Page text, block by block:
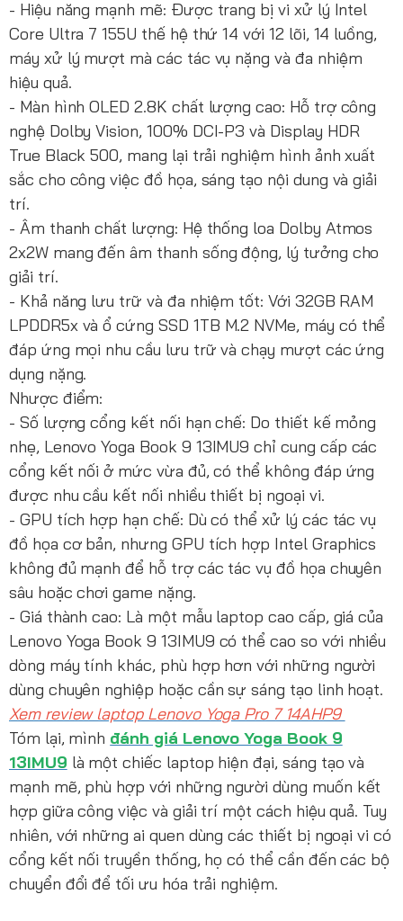
- Hiệu năng mạnh mẽ: Được trang bị vi xử lý Intel
Core Ultra 7 155U thế hệ thứ 14 với 12 lõi, 14 luồng,
máy xử lý mượt mà các tác vụ nặng và đa nhiệm
hiệu quả.
- Màn hình OLED 2.8K chất lượng cao: Hỗ trợ công
nghệ Dolby Vision, 100% DCI-P3 và Display HDR
True Black 500, mang lại trải nghiệm hình ảnh xuất
sắc cho công việc đồ họa, sáng tạo nội dung và giải
trí.
- Âm thanh chất lượng: Hệ thống loa Dolby Atmos
2x2W mang đến âm thanh sống động, lý tưởng cho
giải trí.
- Khả năng lưu trữ và đa nhiệm tốt: Với 32GB RAM
LPDDR5x và ổ cứng SSD 1TB M.2 NVMe, máy có thể
đáp ứng mọi nhu cầu lưu trữ và chạy mượt các ứng
dụng nặng.
Nhược điểm:
- Số lượng cổng kết nối hạn chế: Do thiết kế mỏng
nhẹ, Lenovo Yoga Book 9 13IMU9 chỉ cung cấp các
cổng kết nối ở mức vừa đủ, có thể không đáp ứng
được nhu cầu kết nối nhiều thiết bị ngoại vi.
- GPU tích hợp hạn chế: Dù có thể xử lý các tác vụ
đồ họa cơ bản, nhưng GPU tích hợp Intel Graphics
không đủ mạnh để hỗ trợ các tác vụ đồ họa chuyên
sâu hoặc chơi game nặng.
- Giá thành cao: Là một mẫu laptop cao cấp, giá của
Lenovo Yoga Book 9 13IMU9 có thể cao so với nhiều
dòng máy tính khác, phù hợp hơn với những người
dùng chuyên nghiệp hoặc cần sự sáng tạo linh hoạt.
Xem review laptop Lenovo Yoga Pro 7 14AHP9
Tóm lại, mình đánh giá Lenovo Yoga Book 9
13IMU9 là một chiếc laptop hiện đại, sáng tạo và
mạnh mẽ, phù hợp với những người dùng muốn kết
hợp giữa công việc và giải trí một cách hiệu quả. Tuy
nhiên, với những ai quen dùng các thiết bị ngoại vi có
cổng kết nối truyền thống, họ có thể cần đến các bộ
chuyển đổi để tối ưu hóa trải nghiệm.